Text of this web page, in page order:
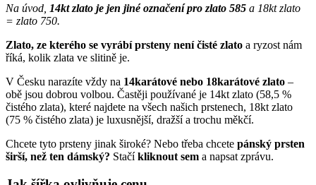
Na úvod, 14kt zlato je jen jiné označení pro zlato 585 a 18kt zlato
= zlato 750.
Zlato, ze kterého se vyrábí prsteny není čisté zlato a ryzost nám
říká, kolik zlata ve slitině je.
V Česku narazíte vždy na 14karátové nebo 18karátové zlato –
obě jsou dobrou volbou. Častěji používané je 14kt zlato (58,5 %
čistého zlata), které najdete na všech našich prstenech, 18kt zlato
(75 % čistého zlata) je luxusnější, dražší a trochu měkčí.
Chcete tyto prsteny jinak široké? Nebo třeba chcete pánský prsten
širší, než ten dámský? Stačíkliknout sem a napsat zprávu.